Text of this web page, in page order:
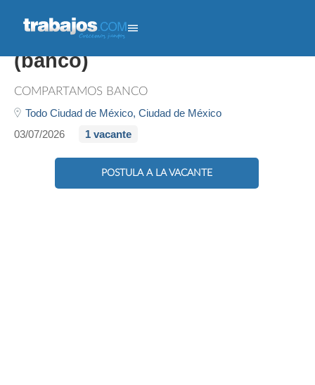
Auxiliar Administrativo -
(banco)
COMPARTAMOS BANCO
Todo Ciudad de México, Ciudad de México
03/07/2026
1 vacante
POSTULA A LA VACANTE